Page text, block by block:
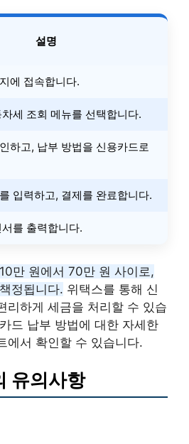
설명
에 접속합니다.
세 조회 메뉴를 선택합니다.
하고, 납부 방법을 신용카드로
입력하고, 결제를 완료합니다.
를 출력합니다.
만 원에서 70만 원 사이로,
정됩니다. 위택스를 통해 신
리하게 세금을 처리할 수 있습
드 납부 방법에 대한 자세한
에서 확인할 수 있습니다.
유의사항